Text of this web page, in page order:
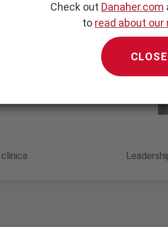
operatoria al domicilio, le
con chiarezza e fiducia,
Check out Danaher.com
to read about our
CLOSE